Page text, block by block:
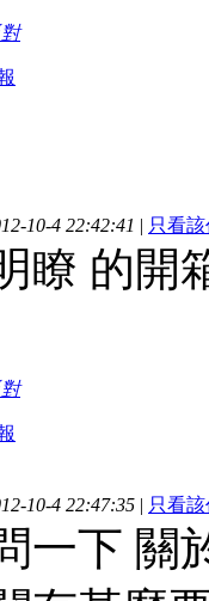
10-4 22:42:41 | 只看
明瞭
10-4 22:47:35 | 只看
一下 關